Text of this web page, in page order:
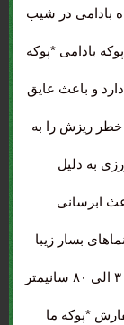
بادامی در شیب
بادامی *پوکه
و باعث عایق
خطر ریزش را به
به دلیل
ابرسانی
بسار زیبا
استفاده میشود که بصورت سنگ لاشه به ابعاد ۳۰ الی ۸۰ سانیمتر
*پوکه ما